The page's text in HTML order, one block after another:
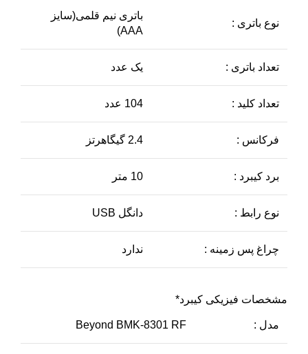
نوع باتری :
باتری نیم قلمی(سایز
AAA)
تعداد باتری : یک عدد
تعداد کلید : 104 عدد
فرکانس : 2.4 گیگاهرتز
برد کیبرد : 10 متر
نوع رابط : دانگل USB
چراغ پس زمینه : ندارد
مشخصات فیزیکی کیبرد*
مدل : Beyond BMK-8301 RF